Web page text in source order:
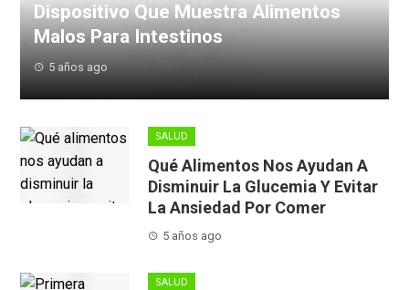
Dispositivo Que Muestra Alimentos
Malos Para Intestinos
5 años ago
Los ingenieros irlandeses Aonghus Shortt y Peter Harte
dispositivos portátiles, de apenas...
SALUD
Qué Alimentos Nos Ayudan A
Disminuir La Glucemia Y Evitar
La Ansiedad Por Comer
5 años ago
SALUD